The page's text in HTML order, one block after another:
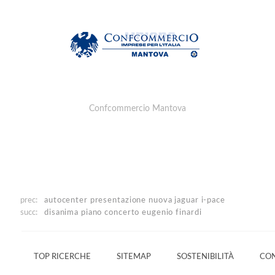
Confcommercio Mantova
prec: autocenter presentazione nuova jaguar i-pace
succ:
disanima pianoconcerto eugenio finardi
TOP RICERCHE SITEMAP SOSTENIBILITÀ